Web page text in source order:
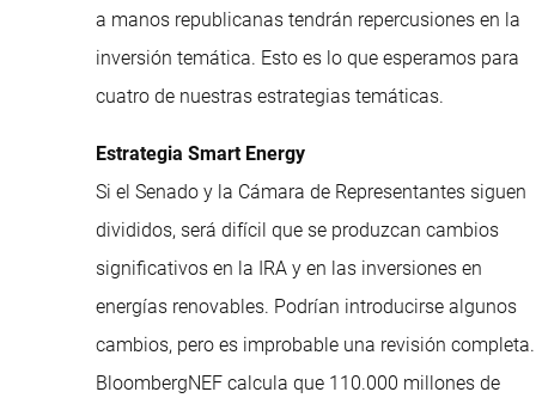
a manos republicanas tendrán repercusiones en la
inversión temática. Esto es lo que esperamos para
cuatro de nuestras estrategias temáticas.
Estrategia Smart Energy
Si el Senado y la Cámara de Representantes siguen
divididos, será difícil que se produzcan cambios
significativos en la IRA y en las inversiones en
energías renovables. Podrían introducirse algunos
cambios, pero es improbable una revisión completa.
BloombergNEF calcula que 110.000 millones de